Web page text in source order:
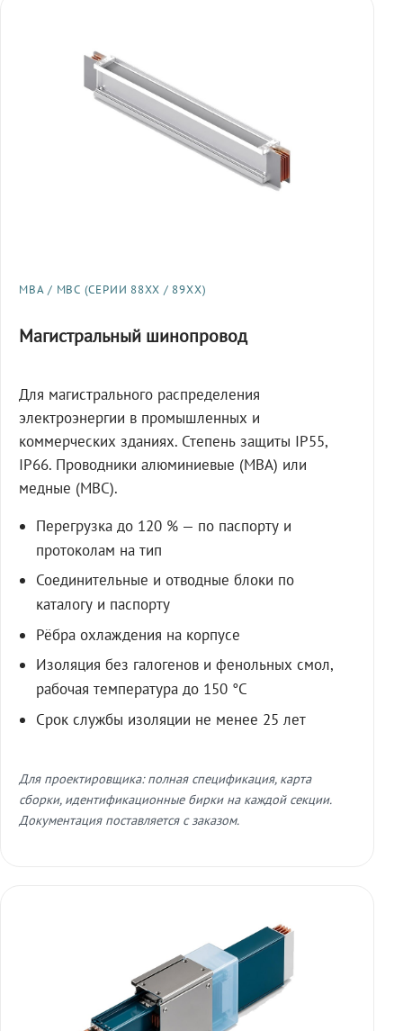
МВА / МВС (СЕРИИ 88XX / 89XX)
Магистральный шинопровод
Для магистрального распределения
электроэнергии в промышленных и
коммерческих зданиях. Степень защиты IP55,
IP66. Проводники алюминиевые (МВА) или
медные (МВС).
Перегрузка до 120 % — по паспорту и
протоколам на тип
Соединительные и отводные блоки по
каталогу и паспорту
Рёбра охлаждения на корпусе
Изоляция без галогенов и фенольных смол,
рабочая температура до 150 °C
Срок службы изоляции не менее 25 лет
Для проектировщика: полная спецификация, карта
сборки, идентификационные бирки на каждой секции.
Документация поставляется с заказом.